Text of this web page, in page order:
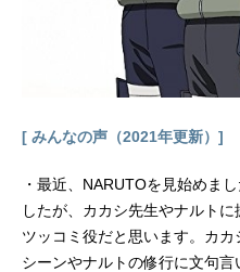
木渉千
郎：
ジン
スタッ
拓也
デュー
一郎
デザイ
[ みんなの声（2021年更新）]
・最近、NARUTOを見始めま
したが、カカシ先生やナルト
ツッコミ役だと思います。カ
シーンやナルトの修行に文句